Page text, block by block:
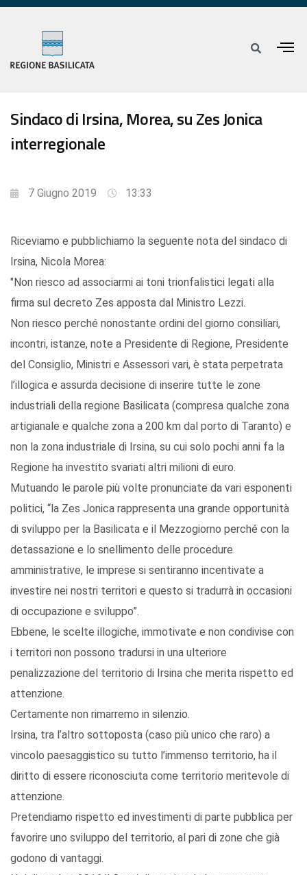
Sindaco di Irsina, Morea, su Zes Jonica
interregionale
7 Giugno 2019 13:33
Riceviamo e pubblichiamo la seguente nota del sindaco di
Irsina, Nicola Morea:
"Non riesco ad associarmi ai toni trionfalistici legati alla
firma sul decreto Zes apposta dal Ministro Lezzi.
Non riesco perché nonostante ordini del giorno consiliari,
incontri, istanze, note a Presidente di Regione, Presidente
del Consiglio, Ministri e Assessori vari, è stata perpetrata
l’illogica e assurda decisione di inserire tutte le zone
industriali della regione Basilicata (compresa qualche zona
artigianale e qualche zona a 200 km dal porto di Taranto) e
non la zona industriale di Irsina, su cui solo pochi anni fa la
Regione ha investito svariati altri milioni di euro.
Mutuando le parole più volte pronunciate da vari esponenti
politici, “la Zes Jonica rappresenta una grande opportunità
di sviluppo per la Basilicata e il Mezzogiorno perché con la
detassazione e lo snellimento delle procedure
amministrative, le imprese si sentiranno incentivate a
investire nei nostri territori e questo si tradurrà in occasioni
di occupazione e sviluppo”.
Ebbene, le scelte illogiche, immotivate e non condivise con
i territori non possono tradursi in una ulteriore
penalizzazione del territorio di Irsina che merita rispetto ed
attenzione.
Certamente non rimarremo in silenzio.
Irsina, tra l’altro sottoposta (caso più unico che raro) a
vincolo paesaggistico su tutto l’immenso territorio, ha il
diritto di essere riconosciuta come territorio meritevole di
attenzione.
Pretendiamo rispetto ed investimenti di parte pubblica per
favorire uno sviluppo del territorio, al pari di zone che già
godono di vantaggi.